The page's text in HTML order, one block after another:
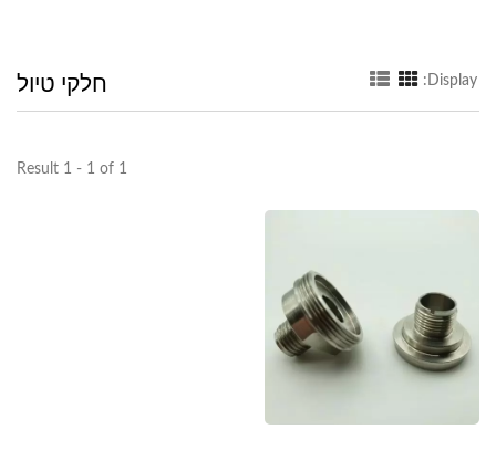
חלקי טיול Display:
Result 1 - 1 of 1